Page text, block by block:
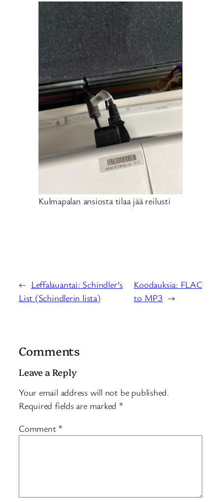
Kulmapalan ansiosta tilaa jää reilusti
← Leffalauantai: Schindler’s
List (Schindlerin lista)
Koodauksia: FLAC
to MP3 →
Comments
Leave a Reply
Your email address will not be published.
Required fields are marked *
Comment *